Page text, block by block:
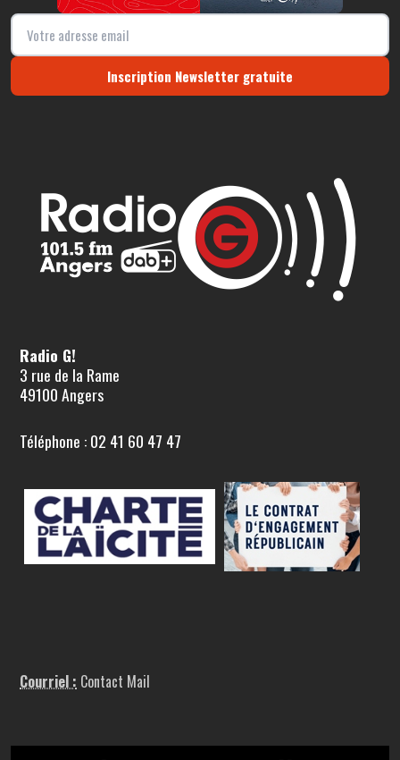
Inscription Newsletter gratuite
Radio G!
3 rue de la Rame
49100 Angers
Téléphone : 02 41 60 47 47
Courriel : Contact Mail